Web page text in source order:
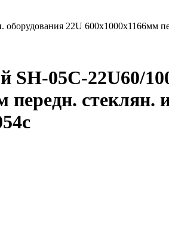
22U 600х1000х1166мм
05C-22U60/
передн. стеклян.